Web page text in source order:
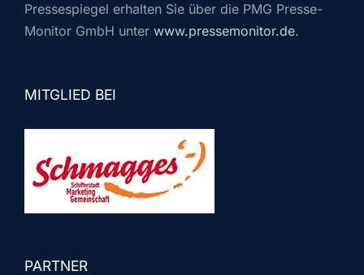
Pressespiegel erhalten Sie über die PMG Presse-
Monitor GmbH unter www.pressemonitor.de.
MITGLIED BEI
PARTNER